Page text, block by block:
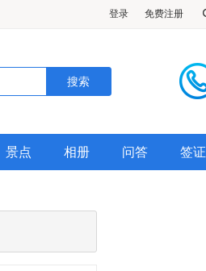
登录 免费注册
景点 相册 问答 签证